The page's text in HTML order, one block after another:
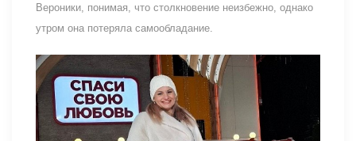
Вероники, понимая, что столкновение неизбежно, однако
утром она потеряла самообладание.